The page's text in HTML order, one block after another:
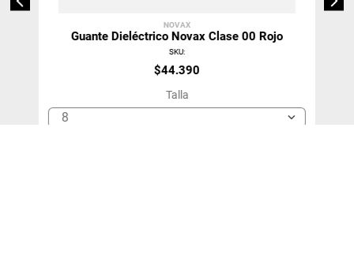
NOVAX
Guante Dieléctrico Novax Clase 00 Rojo
SKU:
$44.390
Talla
8